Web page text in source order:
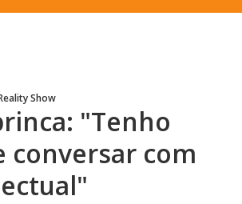
Show
"Tenho
conversar com